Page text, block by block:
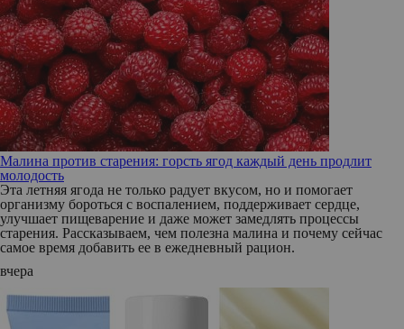
Малина против старения: горсть ягод каждый день продлит
молодость
Эта летняя ягода не только радует вкусом, но и помогает
организму бороться с воспалением, поддерживает сердце,
улучшает пищеварение и даже может замедлять процессы
старения. Рассказываем, чем полезна малина и почему сейчас
самое время добавить ее в ежедневный рацион.
вчера